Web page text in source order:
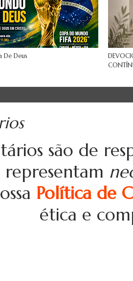
Deus
são de
representam
Política de
ética e